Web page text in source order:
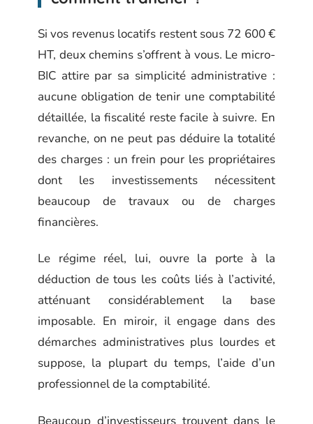
Si vos revenus locatifs restent sous 72 600 €
HT, deux chemins s’offrent à vous. Le micro-
BIC attire par sa simplicité administrative :
aucune obligation de tenir une comptabilité
détaillée, la fiscalité reste facile à suivre. En
revanche, on ne peut pas déduire la totalité
des charges : un frein pour les propriétaires
dont les investissements nécessitent
beaucoup de travaux ou de charges
financières.
Le régime réel, lui, ouvre la porte à la
déduction de tous les coûts liés à l’activité,
atténuant considérablement la base
imposable. En miroir, il engage dans des
démarches administratives plus lourdes et
suppose, la plupart du temps, l’aide d’un
professionnel de la comptabilité.
Beaucoup d’investisseurs trouvent dans le